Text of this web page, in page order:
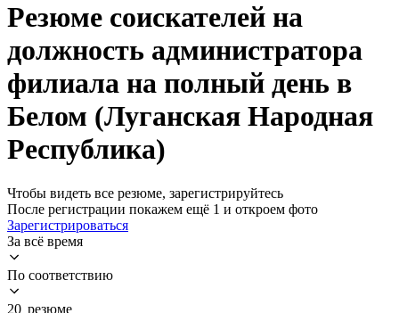
Резюме соискателей на
должность администратора
филиала на полный день в
Белом (Луганская Народная
Республика)
Чтобы видеть все резюме, зарегистрируйтесь
После регистрации покажем ещё 1 и откроем фото
Зарегистрироваться
За всё время
По соответствию
20 резюме